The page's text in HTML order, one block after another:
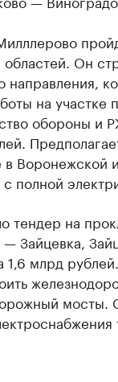
Он
на участке
обороны и
в Воронежской
полной
тендер на
Зайцевка,
млрд
мосты.